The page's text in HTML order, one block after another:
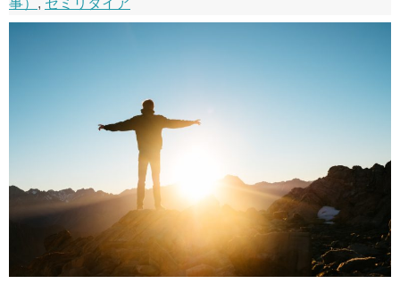
事） , セミリタイア